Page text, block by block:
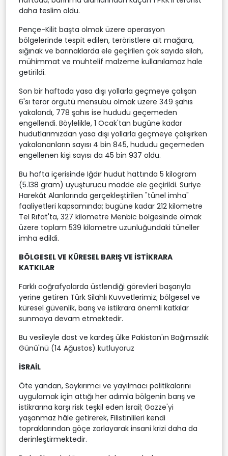
daha teslim oldu.
Pençe-Kilit başta olmak üzere operasyon
bölgelerinde tespit edilen, teröristlere ait mağara,
sığınak ve barınaklarda ele geçirilen çok sayıda silah,
mühimmat ve muhtelif malzeme kullanılamaz hale
getirildi.
Son bir haftada yasa dışı yollarla geçmeye çalışan
6'sı terör örgütü mensubu olmak üzere 349 şahıs
yakalandı, 778 şahıs ise hududu geçemeden
engellendi. Böylelikle, 1 Ocak'tan bugüne kadar
hudutlarımızdan yasa dışı yollarla geçmeye çalışırken
yakalananların sayısı 4 bin 845, hududu geçemeden
engellenen kişi sayısı da 45 bin 937 oldu.
Bu hafta içerisinde Iğdır hudut hattında 5 kilogram
(5.138 gram) uyuşturucu madde ele geçirildi. Suriye
Harekât Alanlarında gerçekleştirilen "tünel imha"
faaliyetleri kapsamında; bugüne kadar 212 kilometre
Tel Rıfat'ta, 327 kilometre Menbic bölgesinde olmak
üzere toplam 539 kilometre uzunluğundaki tüneller
imha edildi.
BÖLGESEL VE KÜRESEL BARIŞ VE İSTİKRARA
KATKILAR
Farklı coğrafyalarda üstlendiği görevleri başarıyla
yerine getiren Türk Silahlı Kuvvetlerimiz; bölgesel ve
küresel güvenlik, barış ve istikrara önemli katkılar
sunmaya devam etmektedir.
Bu vesileyle dost ve kardeş ülke Pakistan'ın Bağımsızlık
Günü'nü (14 Ağustos) kutluyoruz
İSRAİL
Öte yandan, Soykırımcı ve yayılmacı politikalarını
uygulamak için attığı her adımla bölgenin barış ve
istikrarına karşı risk teşkil eden İsrail; Gazze'yi
yaşanmaz hâle getirerek, Filistinlileri kendi
topraklarından göçe zorlayarak insani krizi daha da
derinleştirmektedir.